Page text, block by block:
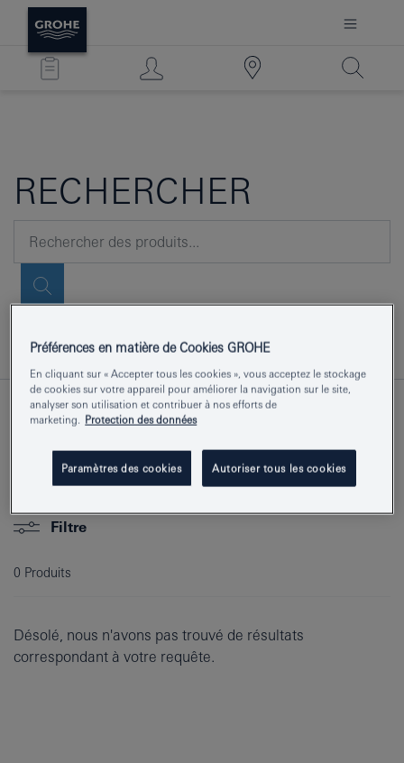
RECHERCHER
Produits
Filtre
0 Produits
Désolé, nous n'avons pas trouvé de résultats
correspondant à votre requête.
Préférences en matière de Cookies GROHE
En cliquant sur « Accepter tous les cookies », vous acceptez le stockage
de cookies sur votre appareil pour améliorer la navigation sur le site,
analyser son utilisation et contribuer à nos efforts de
marketing. Protection des données
Paramètres des cookies Autoriser tous les cookies